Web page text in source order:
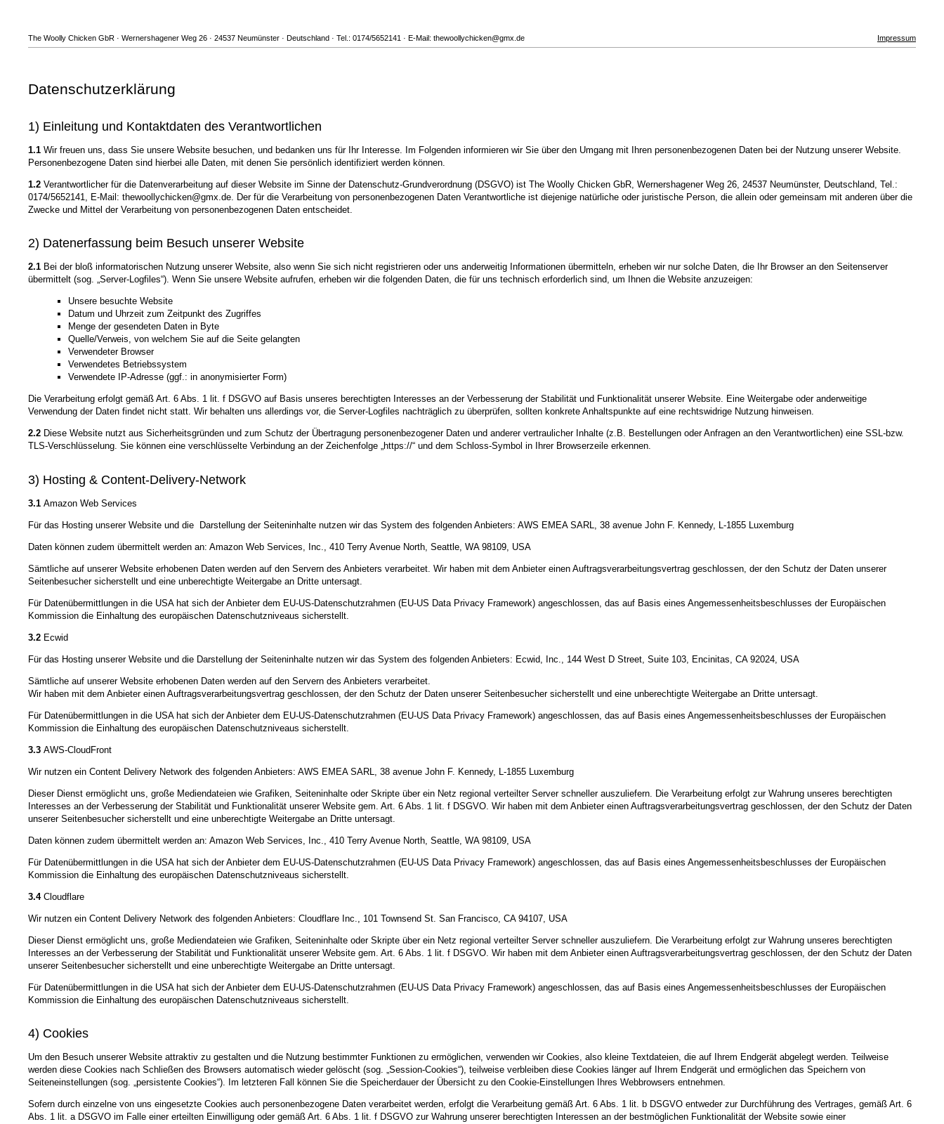
The Woolly Chicken GbR · Wernershagener Weg 26 · 24537 Neumünster · Deutschland · Tel.: 0174/5652141 · E-Mail: thewoollychicken@gmx.de Impressum
Datenschutzerklärung
1) Einleitung und Kontaktdaten des Verantwortlichen
1.1 Wir freuen uns, dass Sie unsere Website besuchen, und bedanken uns für Ihr Interesse. Im Folgenden informieren wir Sie über den Umgang mit Ihren personenbezogenen Daten bei der Nutzung unserer Website.
Personenbezogene Daten sind hierbei alle Daten, mit denen Sie persönlich identifiziert werden können.
1.2 Verantwortlicher für die Datenverarbeitung auf dieser Website im Sinne der Datenschutz-Grundverordnung (DSGVO) ist The Woolly Chicken GbR, Wernershagener Weg 26, 24537 Neumünster, Deutschland, Tel.:
0174/5652141, E-Mail: thewoollychicken@gmx.de. Der für die Verarbeitung von personenbezogenen Daten Verantwortliche ist diejenige natürliche oder juristische Person, die allein oder gemeinsam mit anderen über die
Zwecke und Mittel der Verarbeitung von personenbezogenen Daten entscheidet.
2) Datenerfassung beim Besuch unserer Website
2.1 Bei der bloß informatorischen Nutzung unserer Website, also wenn Sie sich nicht registrieren oder uns anderweitig Informationen übermitteln, erheben wir nur solche Daten, die Ihr Browser an den Seitenserver
übermittelt (sog. „Server-Logfiles“). Wenn Sie unsere Website aufrufen, erheben wir die folgenden Daten, die für uns technisch erforderlich sind, um Ihnen die Website anzuzeigen:
Unsere besuchte Website
Datum und Uhrzeit zum Zeitpunkt des Zugriffes
Menge der gesendeten Daten in Byte
Quelle/Verweis, von welchem Sie auf die Seite gelangten
Verwendeter Browser
Verwendetes Betriebssystem
Verwendete IP-Adresse (ggf.: in anonymisierter Form)
Die Verarbeitung erfolgt gemäß Art. 6 Abs. 1 lit. f DSGVO auf Basis unseres berechtigten Interesses an der Verbesserung der Stabilität und Funktionalität unserer Website. Eine Weitergabe oder anderweitige
Verwendung der Daten findet nicht statt. Wir behalten uns allerdings vor, die Server-Logfiles nachträglich zu überprüfen, sollten konkrete Anhaltspunkte auf eine rechtswidrige Nutzung hinweisen.
2.2 Diese Website nutzt aus Sicherheitsgründen und zum Schutz der Übertragung personenbezogener Daten und anderer vertraulicher Inhalte (z.B. Bestellungen oder Anfragen an den Verantwortlichen) eine SSL-bzw.
TLS-Verschlüsselung. Sie können eine verschlüsselte Verbindung an der Zeichenfolge „https://“ und dem Schloss-Symbol in Ihrer Browserzeile erkennen.
3) Hosting & Content-Delivery-Network
3.1 Amazon Web Services
Für das Hosting unserer Website und die Darstellung der Seiteninhalte nutzen wir das System des folgenden Anbieters: AWS EMEA SARL, 38 avenue John F. Kennedy, L-1855 Luxemburg
Daten können zudem übermittelt werden an: Amazon Web Services, Inc., 410 Terry Avenue North, Seattle, WA 98109, USA
Sämtliche auf unserer Website erhobenen Daten werden auf den Servern des Anbieters verarbeitet. Wir haben mit dem Anbieter einen Auftragsverarbeitungsvertrag geschlossen, der den Schutz der Daten unserer
Seitenbesucher sicherstellt und eine unberechtigte Weitergabe an Dritte untersagt.
Für Datenübermittlungen in die USA hat sich der Anbieter dem EU-US-Datenschutzrahmen (EU-US Data Privacy Framework) angeschlossen, das auf Basis eines Angemessenheitsbeschlusses der Europäischen
Kommission die Einhaltung des europäischen Datenschutzniveaus sicherstellt.
3.2 Ecwid
Für das Hosting unserer Website und die Darstellung der Seiteninhalte nutzen wir das System des folgenden Anbieters: Ecwid, Inc., 144 West D Street, Suite 103, Encinitas, CA 92024, USA
Sämtliche auf unserer Website erhobenen Daten werden auf den Servern des Anbieters verarbeitet.
Wir haben mit dem Anbieter einen Auftragsverarbeitungsvertrag geschlossen, der den Schutz der Daten unserer Seitenbesucher sicherstellt und eine unberechtigte Weitergabe an Dritte untersagt.
Für Datenübermittlungen in die USA hat sich der Anbieter dem EU-US-Datenschutzrahmen (EU-US Data Privacy Framework) angeschlossen, das auf Basis eines Angemessenheitsbeschlusses der Europäischen
Kommission die Einhaltung des europäischen Datenschutzniveaus sicherstellt.
3.3 AWS-CloudFront
Wir nutzen ein Content Delivery Network des folgenden Anbieters: AWS EMEA SARL, 38 avenue John F. Kennedy, L-1855 Luxemburg
Dieser Dienst ermöglicht uns, große Mediendateien wie Grafiken, Seiteninhalte oder Skripte über ein Netz regional verteilter Server schneller auszuliefern. Die Verarbeitung erfolgt zur Wahrung unseres berechtigten
Interesses an der Verbesserung der Stabilität und Funktionalität unserer Website gem. Art. 6 Abs. 1 lit. f DSGVO. Wir haben mit dem Anbieter einen Auftragsverarbeitungsvertrag geschlossen, der den Schutz der Daten
unserer Seitenbesucher sicherstellt und eine unberechtigte Weitergabe an Dritte untersagt.
Daten können zudem übermittelt werden an: Amazon Web Services, Inc., 410 Terry Avenue North, Seattle, WA 98109, USA
Für Datenübermittlungen in die USA hat sich der Anbieter dem EU-US-Datenschutzrahmen (EU-US Data Privacy Framework) angeschlossen, das auf Basis eines Angemessenheitsbeschlusses der Europäischen
Kommission die Einhaltung des europäischen Datenschutzniveaus sicherstellt.
3.4Cloudflare
Wir nutzen ein Content Delivery Network des folgenden Anbieters: Cloudflare Inc., 101 Townsend St. San Francisco, CA 94107, USA
Dieser Dienst ermöglicht uns, große Mediendateien wie Grafiken, Seiteninhalte oder Skripte über ein Netz regional verteilter Server schneller auszuliefern. Die Verarbeitung erfolgt zur Wahrung unseres berechtigten
Interesses an der Verbesserung der Stabilität und Funktionalität unserer Website gem. Art. 6 Abs. 1 lit. f DSGVO. Wir haben mit dem Anbieter einen Auftragsverarbeitungsvertrag geschlossen, der den Schutz der Daten
unserer Seitenbesucher sicherstellt und eine unberechtigte Weitergabe an Dritte untersagt.
Für Datenübermittlungen in die USA hat sich der Anbieter dem EU-US-Datenschutzrahmen (EU-US Data Privacy Framework) angeschlossen, das auf Basis eines Angemessenheitsbeschlusses der Europäischen
Kommission die Einhaltung des europäischen Datenschutzniveaus sicherstellt.
4) Cookies
Um den Besuch unserer Website attraktiv zu gestalten und die Nutzung bestimmter Funktionen zu ermöglichen, verwenden wir Cookies, also kleine Textdateien, die auf Ihrem Endgerät abgelegt werden. Teilweise
werden diese Cookies nach Schließen des Browsers automatisch wieder gelöscht (sog. „Session-Cookies“), teilweise verbleiben diese Cookies länger auf Ihrem Endgerät und ermöglichen das Speichern von
Seiteneinstellungen (sog. „persistente Cookies“). Im letzteren Fall können Sie die Speicherdauer der Übersicht zu den Cookie-Einstellungen Ihres Webbrowsers entnehmen.
Sofern durch einzelne von uns eingesetzte Cookies auch personenbezogene Daten verarbeitet werden, erfolgt die Verarbeitung gemäß Art. 6 Abs. 1 lit. b DSGVO entweder zur Durchführung des Vertrages, gemäß Art. 6
Abs. 1 lit. a DSGVO im Falle einer erteilten Einwilligung oder gemäß Art. 6 Abs. 1 lit. f DSGVO zur Wahrung unserer berechtigten Interessen an der bestmöglichen Funktionalität der Website sowie einer